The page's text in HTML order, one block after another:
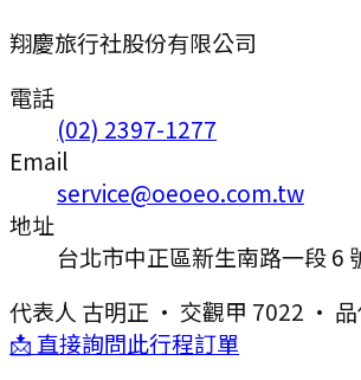
翔慶旅行社股份有限公司
電話
(02) 2397-1277
Email
service@oeoeo.com.tw
地址
台北市中正區新生南路一段 6
代表人 古明正 · 交觀甲 7022 ·
📩 直接詢問此行程訂單